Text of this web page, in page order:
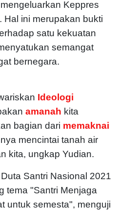
Keppres
Hal ini merupakan bukti
satu kekuatan
semangat
bernegara.
Ideologi
amanah kita
bagian dari memaknai
mencintai tanah air
kita, ungkap Yudian.
Santri Nasional 2021
tema "Santri Menjaga
untuk semesta", menguji